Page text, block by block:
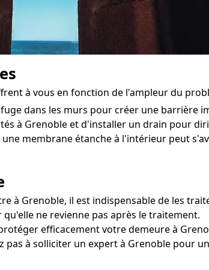
à vous en fonction de l'ampleur du
dans les murs pour créer une barrière
à Grenoble et d'installer un drain pour
membrane étanche à l'intérieur peut
à Grenoble, il est indispensable de les
ne revienne pas après le traitement.
efficacement votre demeure à
à solliciter un expert à Grenoble pour